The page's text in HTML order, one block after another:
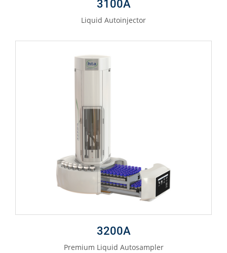
3100A
Liquid Autoinjector
3200A
Premium Liquid Autosampler